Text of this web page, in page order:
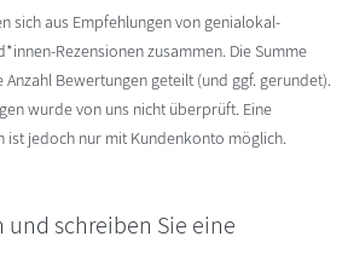
sich aus Empfehlungen von genialokal-
Rezensionen zusammen. Die Summe
Bewertungen geteilt (und ggf. gerundet).
wurde von uns nicht überprüft. Eine
ist jedoch nur mit Kundenkonto möglich.
und schreiben Sie eine